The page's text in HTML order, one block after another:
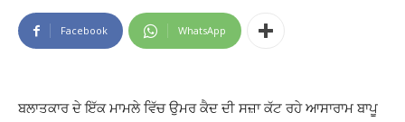
Facebook WhatsApp
ਬਲਾਤਕਾਰ ਦੇ ਇੱਕ ਮਾਮਲੇ ਵਿੱਚ ਉਮਰ ਕੈਦ ਦੀ ਸਜ਼ਾ ਕੱਟ ਰਹੇ ਆਸਾਰਾਮ ਬਾਪੂ